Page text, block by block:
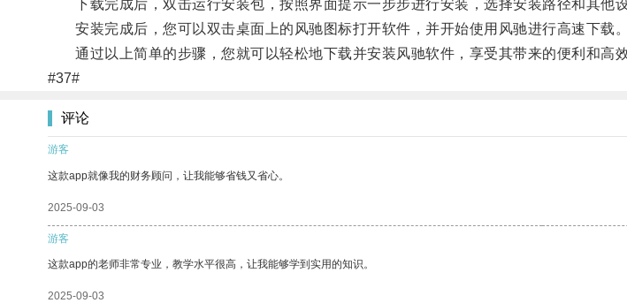
下载完成后，双击运行安装包，按照界面提示一步步进行安装，选择安装路径和其他设
安装完成后，您可以双击桌面上的风驰图标打开软件，并开始使用风驰进行高速下载。
通过以上简单的步骤，您就可以轻松地下载并安装风驰软件，享受其带来的便利和高效
#37#
评论
游客
这款app就像我的财务顾问，让我能够省钱又省心。
2025-09-03
游客
这款app的老师非常专业，教学水平很高，让我能够学到实用的知识。
2025-09-03